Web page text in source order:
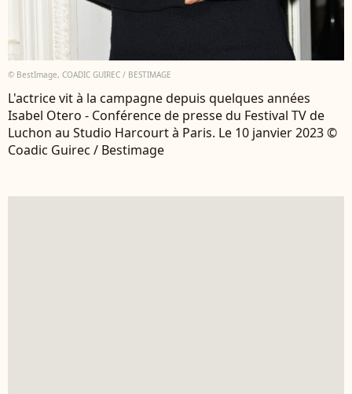
© BestImage, COADIC GUIREC / BESTIMAGE
L'actrice vit à la campagne depuis quelques années
Isabel Otero - Conférence de presse du Festival TV de
Luchon au Studio Harcourt à Paris. Le 10 janvier 2023 ©
Coadic Guirec / Bestimage